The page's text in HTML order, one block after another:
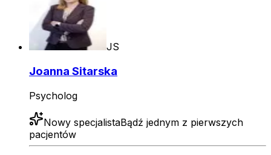
JS
Joanna Sitarska
Psycholog
Nowy specjalistaBądź jednym z pierwszych
pacjentów